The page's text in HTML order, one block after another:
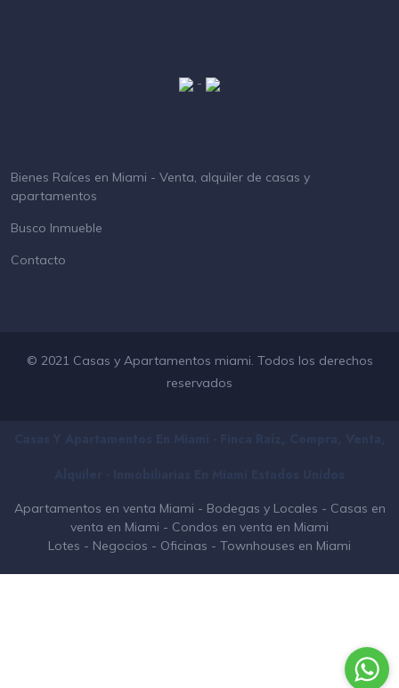
-
Bienes Raíces en Miami - Venta, alquiler de casas y
apartamentos
Busco Inmueble
Contacto
© 2021 Casas y Apartamentos miami. Todos los derechos
reservados
Apartamentos en venta Miami - Bodegas y Locales - Casas en
venta en Miami - Condos en venta en Miami
Lotes - Negocios - Oficinas - Townhouses en Miami